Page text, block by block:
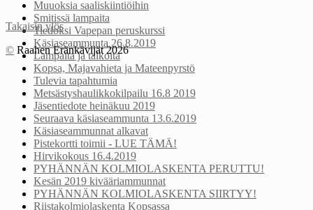
Muuoksia saaliskiintiöihin
Smitissä lampaita
Tiedoksi Vapepan peruskurssi
Käsiaseammunta 26.8.2019
Lampaita ja talkoita
Kopsa, Majavahieta ja Mateenpyrstö
Tulevia tapahtumia
Metsästyshaulikkokilpailu 16.8 2019
Jäsentiedote heinäkuu 2019
Seuraava käsiaseammunta 13.6.2019
Käsiaseammunnat alkavat
Pistekortti toimii - LUE TÄMÄ!
Hirvikokous 16.4.2019
PYHÄNNÄN KOLMIOLASKENTA PERUTTU!
Kesän 2019 kivääriammunnat
PYHÄNNÄN KOLMIOLASKENTA SIIRTYY!
Riistakolmiolaskenta Kopsassa
Takaisin ylös
© Raahen Eränkävijät 2026